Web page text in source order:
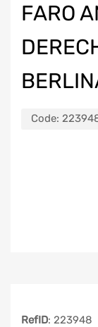
FARO
Code:
RefID: 223948